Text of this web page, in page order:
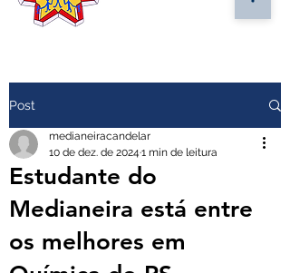
Post
Estudante do
Medianeira está entre
os melhores em
medianeiracandelar
10 de dez. de 2024 1 min de leitura